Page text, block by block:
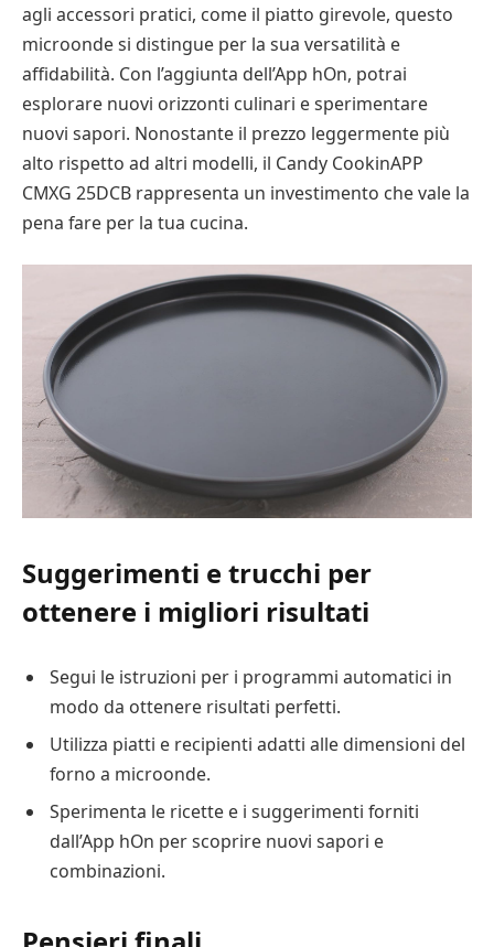
agli accessori pratici, come il piatto girevole, questo
microonde si distingue per la sua versatilità e
affidabilità. Con l’aggiunta dell’App hOn, potrai
esplorare nuovi orizzonti culinari e sperimentare
nuovi sapori. Nonostante il prezzo leggermente più
alto rispetto ad altri modelli, il Candy CookinAPP
CMXG 25DCB rappresenta un investimento che vale la
pena fare per la tua cucina.
Suggerimenti e trucchi per
ottenere i migliori risultati
Segui le istruzioni per i programmi automatici in
modo da ottenere risultati perfetti.
Utilizza piatti e recipienti adatti alle dimensioni del
forno a microonde.
Sperimenta le ricette e i suggerimenti forniti
dall’App hOn per scoprire nuovi sapori e
combinazioni.